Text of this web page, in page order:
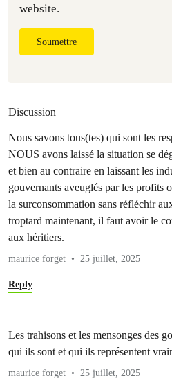
website.
Soumettre
Discussion
Nous savons tous(tes) qui sont les
NOUS avons laissé la situation se
et bien au contraire en laissant les
gouvernants aveuglés par les profits
la surconsommation sans réfléchir
troptard maintenant, il faut avoir le
aux héritiers.
maurice forget 25 juillet, 2025
Reply
Les trahisons et les mensonges des
qui ils sont et qui ils représentent
maurice forget 25 juillet, 2025